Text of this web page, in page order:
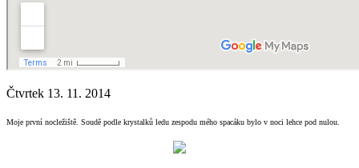
Čtvrtek 13. 11. 2014
Moje první nocležiště. Soudě podle krystalků ledu zespodu mého spacáku bylo v noci lehce pod nulou.